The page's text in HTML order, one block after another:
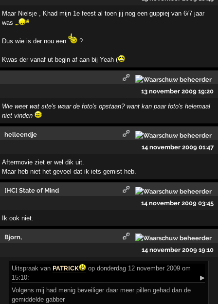
Maar Nielsje , Khad mijn 1e feest al toen jij nog een guppiej van 6/7 jaar
was
Dus wie is der nou een ?
Kwas der vanaf ut begin af aan bij Yeah (
13 november 2009 19:20
Wie weet wat site's waar de foto's opstaan? want kan paar foto's helemaal
niet vinden
helleendje
14 november 2009 01:47
Aftermovie ziet er wel dik uit.
Maar heb niet het gevoel dat ik iets gemist heb.
[HC] State of Mind
14 november 2009 03:45
Ik ook niet.
Bjorn,
14 november 2009 19:10
Uitspraak van PATRICK
op donderdag 12 november 2009 om
15:10:
▶
Volgens mij had menig beveiliger daar meer pillen gehad dan de
gemiddelde gabber